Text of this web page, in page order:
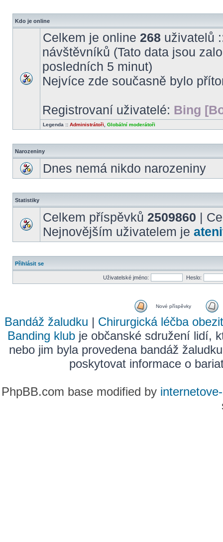
Kdo je online
Celkem je online 268 uživatelů
návštěvníků (Tato data jsou
posledních 5 minut)
Nejvíce zde současně bylo
Registrovaní uživatelé: Bing
Legenda :: Administrátoři Globální moderátoři
Narozeniny
Dnes nemá nikdo narozeniny
Statistiky
Celkem příspěvků 2509860 |
Nejnovějším uživatelem je
Přihlásit se
Uživatelské jméno: Heslo:
Nové příspěvky
Bandáž žaludku | Chirurgická léčba
Banding klub je občanské sdružení lidí,
nebo jim byla provedena bandáž
poskytovat informace o
PhpBB.com base modified by